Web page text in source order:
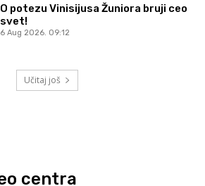
O potezu Vinisijusa Žuniora bruji ceo
svet!
6 Aug 2026. 09:12
Učitaj još